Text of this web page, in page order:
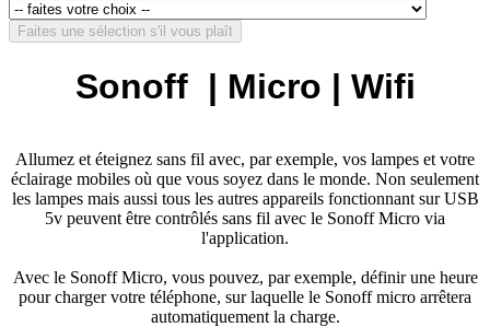
Faites une sélection s'il vous plaît
Sonoff | Micro | Wifi
Allumez et éteignez sans fil avec, par exemple, vos lampes et votre
éclairage mobiles où que vous soyez dans le monde. Non seulement
les lampes mais aussi tous les autres appareils fonctionnant sur USB
5v peuvent être contrôlés sans fil avec le Sonoff Micro via
l'application.
Avec le Sonoff Micro, vous pouvez, par exemple, définir une heure
pour charger votre téléphone, sur laquelle le Sonoff micro arrêtera
automatiquement la charge.